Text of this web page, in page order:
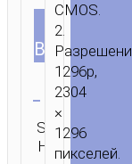
ТИП
ВИЛКИ
SKU:
Н/Д
Камеры
CMOS.
2.
1296p,
2304
×
1296
пикселей.